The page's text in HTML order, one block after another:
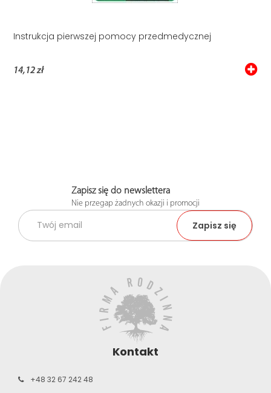
Instrukcja pierwszej pomocy przedmedycznej
14,12 zł
Zapisz się do newslettera
Nie przegap żadnych okazji i promocji
Kontakt
+48 32 67 242 48